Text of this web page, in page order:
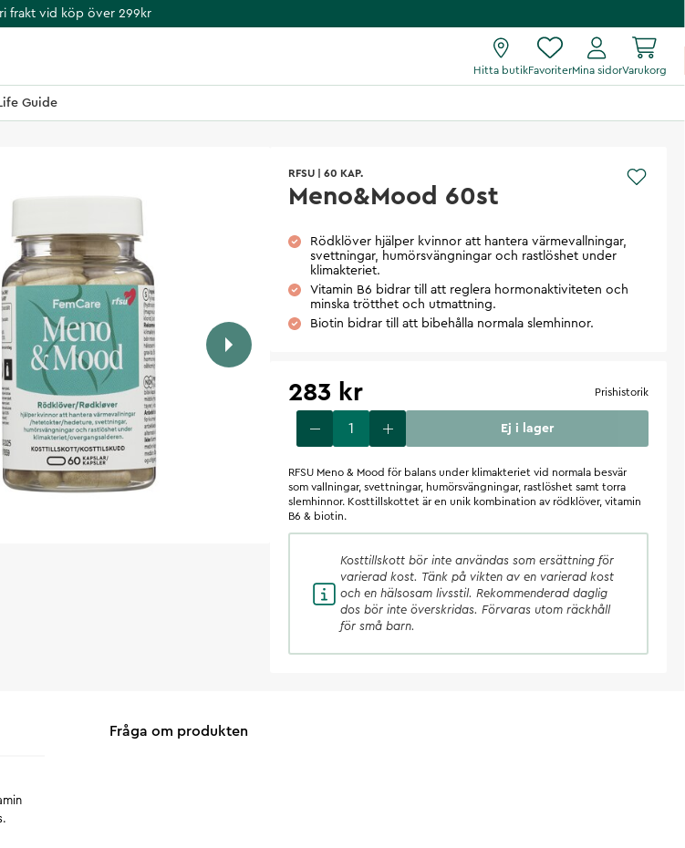
frakt vid köp över 299kr
Hitta butikFavoriterMina sidorVarukorg
Guide
RFSU 60 KAP.
Meno&Mood 60st
Rödklöver hjälper kvinnor att hantera värmevallningar,
svettningar, humörsvängningar och rastlöshet under
klimakteriet.
Vitamin B6 bidrar till att reglera hormonaktiviteten och
minska trötthet och utmattning.
Biotin bidrar till att bibehålla normala slemhinnor.
283 kr Prishistorik
Ej i lager
RFSU Meno & Mood för balans under klimakteriet vid normala besvär
som vallningar, svettningar, humörsvängningar, rastlöshet samt torra
slemhinnor. Kosttillskottet är en unik kombination av rödklöver, vitamin
B6 & biotin.
Kosttillskott bör inte användas som ersättning för
varierad kost. Tänk på vikten av en varierad kost
och en hälsosam livsstil. Rekommenderad daglig
dos bör inte överskridas. Förvaras utom räckhåll
för små barn.
Fråga om produkten